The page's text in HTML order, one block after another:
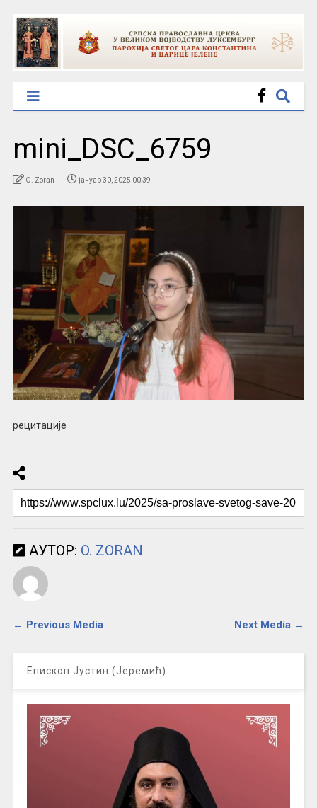
mini_DSC_6759
O. Zoran јануар 30, 2025 00:39
рецитације
АУТОР: O. ZORAN
← Previous Media Next Media →
Епископ Јустин (Јеремић)